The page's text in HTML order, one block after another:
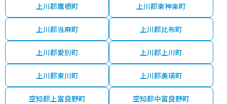
上川郡鷹栖町 上川郡東神楽町
上川郡当麻町 上川郡比布町
上川郡愛別町 上川郡上川町
上川郡東川町 上川郡美瑛町
空知郡上富良野町 空知郡中富良野町